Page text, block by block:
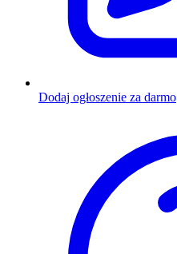
Dodaj ogłoszenie za darmo